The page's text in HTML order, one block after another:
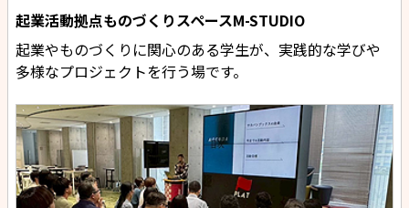
起業活動拠点ものづくりスペースM-STUDIO
起業やものづくりに関心のある学生が、実践的な学びや
多様なプロジェクトを行う場です。